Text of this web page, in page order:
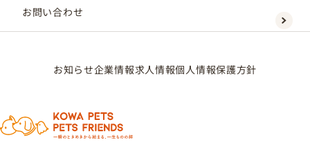
お問い合わせ
お知らせ企業情報求人情報個人情報保護方針